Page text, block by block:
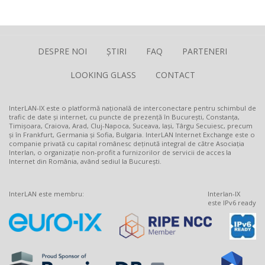
DESPRE NOI ȘTIRI FAQ PARTENERI
LOOKING GLASS CONTACT
InterLAN-IX este o platformă națională de interconectare pentru schimbul de
trafic de date și internet, cu puncte de prezență în București, Constanța,
Timișoara, Craiova, Arad, Cluj-Napoca, Suceava, Iași, Târgu Secuiesc, precum
și în Frankfurt, Germania și Sofia, Bulgaria. InterLAN Internet Exchange este o
companie privată cu capital românesc deținută integral de către Asociația
Interlan, o organizație non-profit a furnizorilor de servicii de acces la
Internet din România, având sediul la București.
InterLAN este membru:
Interlan-IX
este IPv6 ready